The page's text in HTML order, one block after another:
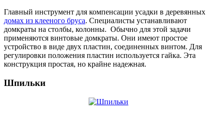
Главный инструмент для компенсации усадки в деревянных
домах из клееного бруса. Специалисты устанавливают
домкраты на столбы, колонны. Обычно для этой задачи
применяются винтовые домкраты. Они имеют простое
устройство в виде двух пластин, соединенных винтом. Для
регулировки положения пластин используется гайка. Эта
конструкция простая, но крайне надежная.
Шпильки